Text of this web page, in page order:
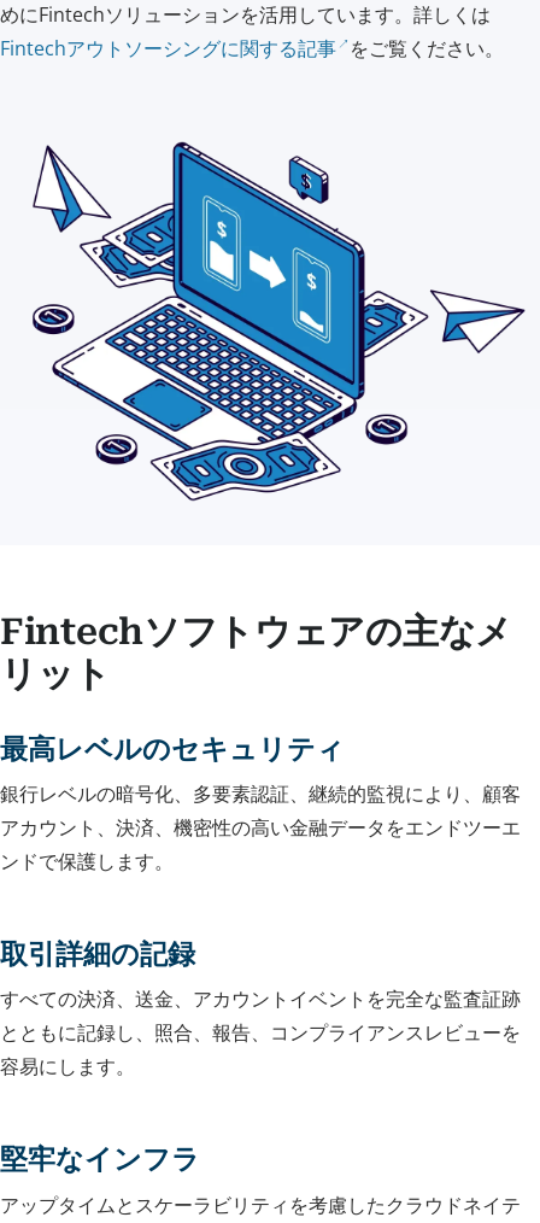
めにFintechソリューションを活用しています。詳しくは
Fintechアウトソーシングに関する記事 をご覧ください。
Fintechソフトウェアの主なメ
リット
最高レベルのセキュリティ
銀行レベルの暗号化、多要素認証、継続的監視により、顧客
アカウント、決済、機密性の高い金融データをエンドツーエ
ンドで保護します。
取引詳細の記録
すべての決済、送金、アカウントイベントを完全な監査証跡
とともに記録し、照合、報告、コンプライアンスレビューを
容易にします。
堅牢なインフラ
アップタイムとスケーラビリティを考慮したクラウドネイテ